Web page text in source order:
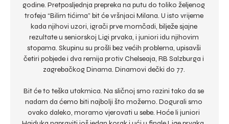
godine. Pretposljednja prepreka na putu do toliko željenog
trofeja “Bilim tićima” bit će vršnjaci Milana. U isto vrijeme
kada njihovi uzori, igrači prve momčadi, bilježe sjajne
rezultate u seniorskoj Ligi prvaka, i juniori idu njihovim
stopama. Skupinu su prošli bez većih problema, upisavši
četiri pobjede i dva remija protiv Chelseaja, RB Salzburga i
zagrebačkog Dinama. Dinamovi dečki do 77.
Bit će to teška utakmica. Na sličnoj smo razini tako da se
nadam da ćemo biti najbolji što možemo. Dogurali smo
ovako daleko, moramo vjerovati u sebe. Hoće li juniori